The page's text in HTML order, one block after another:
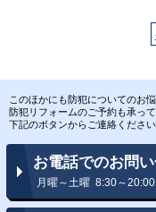
このほかにも防犯についてのお
防犯リフォームのご予約も承って
下記のボタンからご連絡ください
お電話でのお問
月曜～土曜 8:30～